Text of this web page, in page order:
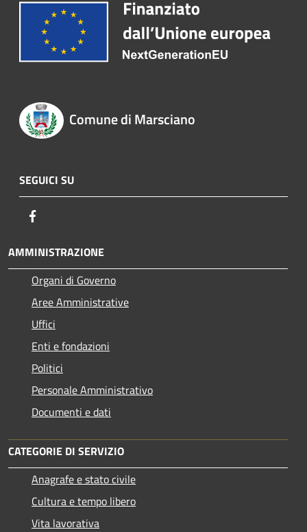
Comune di Marsciano
SEGUICI SU
AMMINISTRAZIONE
Organi di Governo
Aree Amministrative
Uffici
Enti e fondazioni
Politici
Personale Amministrativo
Documenti e dati
CATEGORIE DI SERVIZIO
Anagrafe e stato civile
Cultura e tempo libero
Vita lavorativa